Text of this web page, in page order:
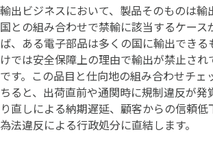
輸出ビジネスにおいて、製品そのものは輸
国との組み合わせで禁輸に該当するケース
ば、ある電子部品は多くの国に輸出でき
けでは安全保障上の理由で輸出が禁止さ
です。この品目と仕向地の組み合わせチェ
ちると、出荷直前や通関時に規制違反が
り直しによる納期遅延、顧客からの信頼
為法違反による行政処分に直結します。